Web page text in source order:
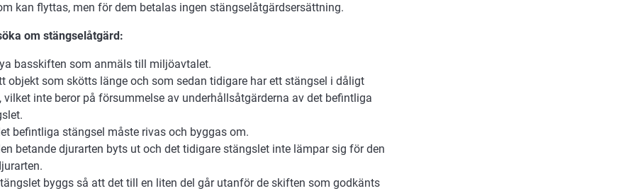
kan flyttas, men för dem betalas ingen stängselåtgärdsersättning.
om stängselåtgärd:
basskiften som anmäls till miljöavtalet.
objekt som skötts länge och som sedan tidigare har ett stängsel i dåligt
vilket inte beror på försummelse av underhållsåtgärderna av det befintliga
befintliga stängsel måste rivas och byggas om.
betande djurarten byts ut och det tidigare stängslet inte lämpar sig för den
byggs så att det till en liten del går utanför de skiften som godkänts